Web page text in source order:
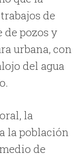
de
pozos y
urbana, con
del agua
la
la población
de